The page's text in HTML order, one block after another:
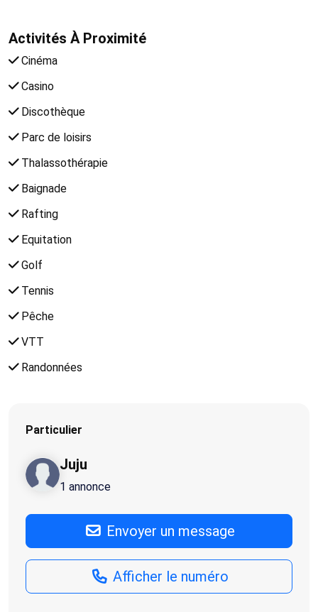
Activités À Proximité
Cinéma
Casino
Discothèque
Parc de loisirs
Thalassothérapie
Baignade
Rafting
Equitation
Golf
Tennis
Pêche
VTT
Randonnées
Particulier
Juju
1 annonce
Envoyer un message
Afficher le numéro